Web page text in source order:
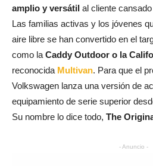
amplio y versátil al cliente
Las familias activas y los jóvenes
aire libre se han convertido en el
como la Caddy Outdoor o la
reconocida Multivan. Para que el
Volkswagen lanza una versión de
equipamiento de serie superior
Su nombre lo dice todo, The
- Anuncio -